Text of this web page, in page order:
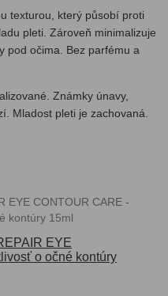
texturou, který působí proti
pleti. Zároveň minimalizuje
pod očima. Bez parfému a
Známky únavy,
Mladost pleti je zachovaná.
EYE CONTOUR CARE -
kontúry 15ml